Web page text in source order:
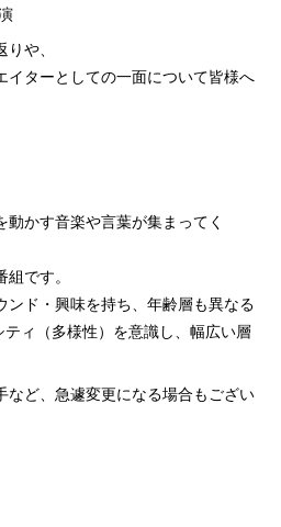
や、
イターとしての一面について皆様へ
かす音楽や言葉が集まってく
です。
ンド・興味を持ち、年齢層も異なる
ィ（多様性）を意識し、幅広い層
ど、急遽変更になる場合もござい